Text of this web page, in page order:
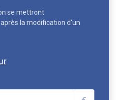
se mettront
la modification d'un